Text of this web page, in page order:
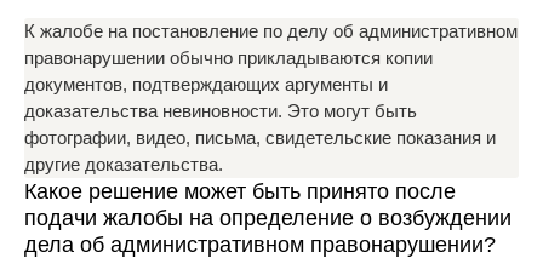
К жалобе на постановление по делу об административном
правонарушении обычно прикладываются копии
документов, подтверждающих аргументы и
доказательства невиновности. Это могут быть
фотографии, видео, письма, свидетельские показания и
другие доказательства.
Какое решение может быть принято после
подачи жалобы на определение о возбуждении
дела об административном правонарушении?